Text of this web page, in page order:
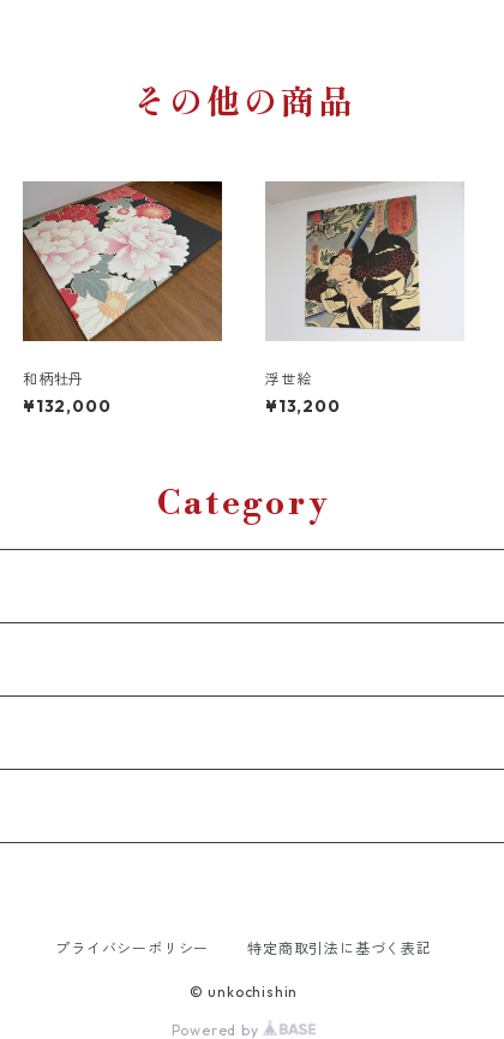
その他の商品
和柄牡丹
¥132,000
浮世絵
¥13,200
Category
プライバシーポリシー 特定商取引法に基づく表記
© unkochishin
Powered by